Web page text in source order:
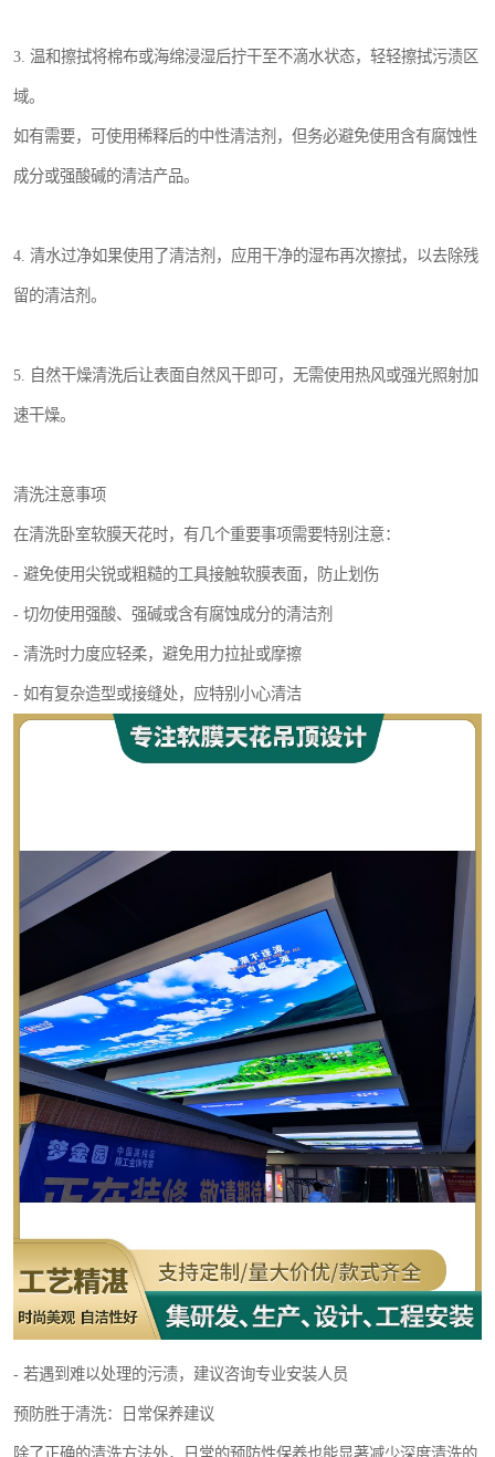
3. 温和擦拭将棉布或海绵浸湿后拧干至不滴水状态，轻轻擦拭污渍区
域。
如有需要，可使用稀释后的中性清洁剂，但务必避免使用含有腐蚀性
成分或强酸碱的清洁产品。
4. 清水过净如果使用了清洁剂，应用干净的湿布再次擦拭，以去除残
留的清洁剂。
5. 自然干燥清洗后让表面自然风干即可，无需使用热风或强光照射加
速干燥。
清洗注意事项
在清洗卧室软膜天花时，有几个重要事项需要特别注意：
- 避免使用尖锐或粗糙的工具接触软膜表面，防止划伤
- 切勿使用强酸、强碱或含有腐蚀成分的清洁剂
- 清洗时力度应轻柔，避免用力拉扯或摩擦
- 如有复杂造型或接缝处，应特别小心清洁
- 若遇到难以处理的污渍，建议咨询专业安装人员
预防胜于清洗：日常保养建议
除了正确的清洗方法外，日常的预防性保养也能显著减少深度清洗的